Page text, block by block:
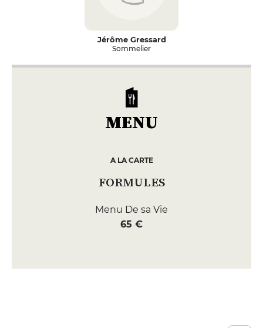
Jérôme Gressard
Sommelier
MENU
A LA CARTE
FORMULES
Menu De sa Vie
65 €